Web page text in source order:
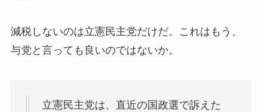
減税しないのは立憲民主党だけだ。これはもう、
与党と言っても良いのではないか。
立憲民主党は、直近の国政選で訴えた